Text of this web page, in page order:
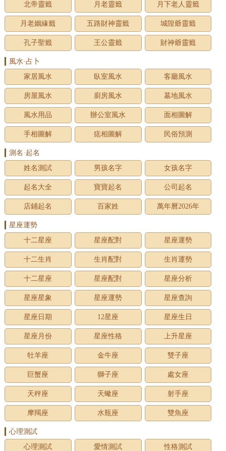
北帝靈籤 月老靈籤 月下老人靈籤
月老姻緣籤 五路財神靈籤 城隍爺靈籤
孔子聖籤 王公靈籤 財神爺靈籤
風水·占卜
家居風水
臥室風水 客廳風水
房屋風水 廚房風水 墓地風水
風水用品 辦公室風水 面相圖解
手相圖解 痣相圖解 民俗預測
測名·起名
姓名測試
男孩名字 女孩名字
起名大全 寶寶起名 公司起名
店鋪起名 百家姓 萬年曆2026年
星座運勢
十二星座
星座配對 星座運勢
十二生肖 生肖配對 生肖運勢
十二星座 星座配對 星座分析
星座星象 星座運勢 星座查詢
星座日期 12星座 星座生日
星座月份 星座性格 上升星座
牡羊座 金牛座 雙子座
巨蟹座 獅子座 處女座
天秤座 天蠍座 射手座
摩羯座 水瓶座 雙魚座
心理測試
心理測試
愛情測試 性格測試